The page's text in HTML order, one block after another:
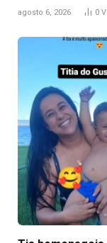
agosto 6, 2026 0